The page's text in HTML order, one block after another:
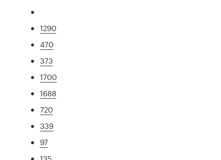
1290
470
373
1700
1688
720
339
97